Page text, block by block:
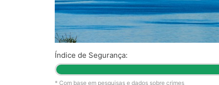
Índice de Segurança:
* Com base em pesquisas e dados sobre crimes